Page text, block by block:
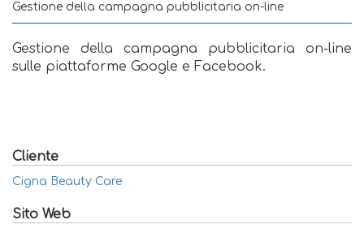
Gestione della campagna pubblicitaria on-line
Gestione della campagna pubblicitaria on-line
sulle piattaforme Google e Facebook.
Cliente
Cigna Beauty Care
Sito Web